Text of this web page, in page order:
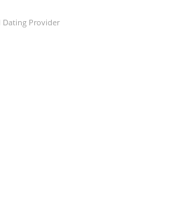
Dating Provider